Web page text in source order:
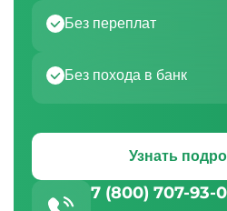
Узнать
7 (800) 707-93-
Без переплат
Без похода в банк